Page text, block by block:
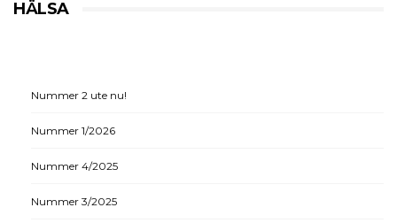
HÄLSA
Nummer 2 ute nu!
Nummer 1/2026
Nummer 4/2025
Nummer 3/2025